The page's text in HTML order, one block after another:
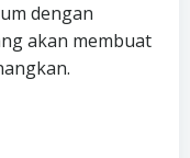
dengan
akan membuat